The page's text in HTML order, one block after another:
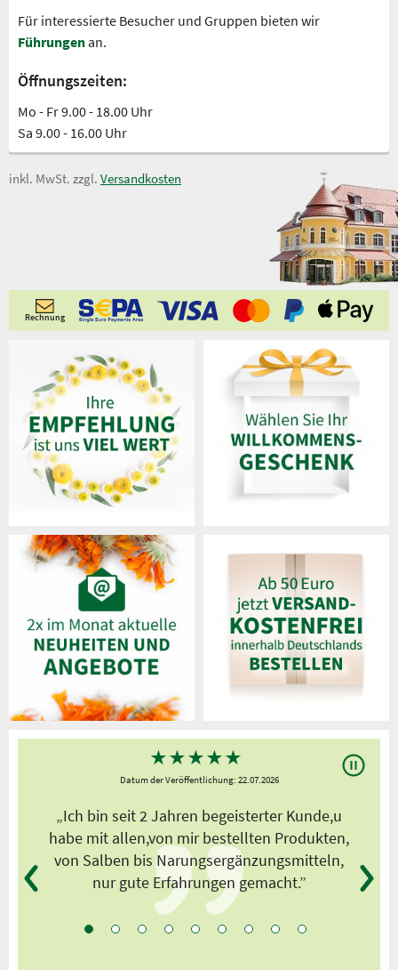
Für interessierte Besucher und Gruppen bieten wir
Führungenan.
Öffnungszeiten:
Mo - Fr 9.00 - 18.00 Uhr
Sa 9.00 - 16.00 Uhr
inkl. MwSt. zzgl. Versandkosten
Rechnung
★★★★★
Datum der Veröffentlichung: 22.07.2026
„Ich bin seit 2 Jahren begeisterter Kunde,u
habe mit allen,von mir bestellten Produkten,
von Salben bis Narungsergänzungsmitteln,
nur gute Erfahrungen gemacht.”